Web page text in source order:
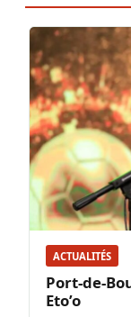
ACTUALITÉS
Port-de-
Eto’o